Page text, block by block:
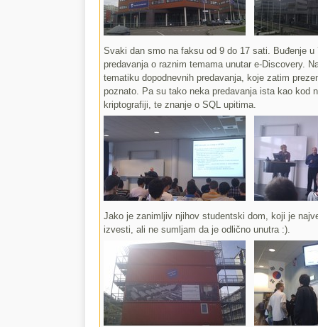
Svaki dan smo na faksu od 9 do 17 sati. Buđenje
predavanja o raznim temama unutar e-Discovery.
tematiku dopodnevnih predavanja, koje zatim
poznato. Pa su tako neka predavanja ista kao kod
kriptografiji, te znanje o SQL upitima.
Jako je zanimljiv njihov studentski dom, koji je
izvesti, ali ne sumljam da je odlično unutra :).